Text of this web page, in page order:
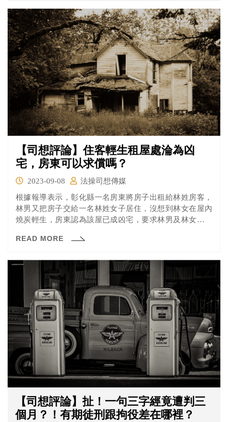
【司想評論】住客輕生租屋處淪為凶
宅，房東可以求償嗎？
2023-09-08
法操司想傳媒
根據報導表示，彰化縣一名房東將房子出租給林姓房客，
林男又把房子交給一名林姓女子居住，沒想到林女在屋內
燒炭輕生，房東認為該屋已成凶宅，要求林男及林女兒子
輕生行為未造成房屋毀損，房東也無法舉證林男及林女有
者指出，一般凶宅價格會是市價的5至7折。
READ MORE
【司想評論】扯！一句三字經竟遭判三
個月？！有期徒刑跟拘役差在哪裡？